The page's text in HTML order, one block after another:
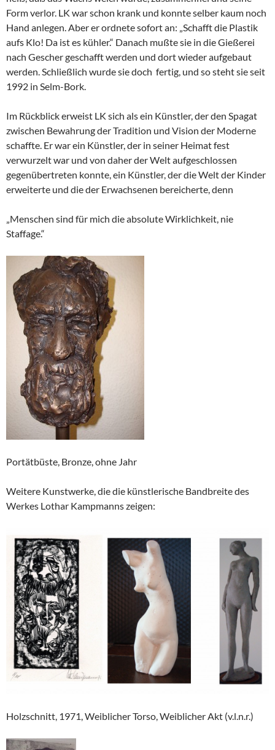
Form verlor. LK war schon krank und konnte selber kaum noch
Hand anlegen. Aber er ordnete sofort an: „Schafft die Plastik
aufs Klo! Da ist es kühler.“ Danach mußte sie in die Gießerei
nach Gescher geschafft werden und dort wieder aufgebaut
werden. Schließlich wurde sie doch fertig, und so steht sie seit
1992 in Selm-Bork.
Im Rückblick erweist LK sich als ein Künstler, der den Spagat
zwischen Bewahrung der Tradition und Vision der Moderne
schaffte. Er war ein Künstler, der in seiner Heimat fest
verwurzelt war und von daher der Welt aufgeschlossen
gegenübertreten konnte, ein Künstler, der die Welt der Kinder
erweiterte und die der Erwachsenen bereicherte, denn
„Menschen sind für mich die absolute Wirklichkeit, nie
Staffage.“
Portätbüste, Bronze, ohne Jahr
Weitere Kunstwerke, die die künstlerische Bandbreite des
Werkes Lothar Kampmanns zeigen:
Holzschnitt, 1971, Weiblicher Torso, Weiblicher Akt (v.l.n.r.)